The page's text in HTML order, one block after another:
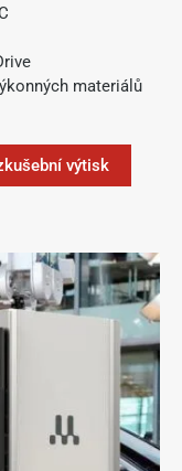
materiálů
výtisk